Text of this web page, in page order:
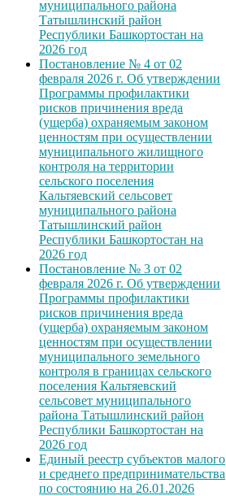
муниципального района
Татышлинский район
Республики Башкортостан на
2026 год
Постановление № 4 от 02
февраля 2026 г. Об утверждении
Программы профилактики
рисков причинения вреда
(ущерба) охраняемым законом
ценностям при осуществлении
муниципального жилищного
контроля на территории
сельского поселения
Кальтяевский сельсовет
муниципального района
Татышлинский район
Республики Башкортостан на
2026 год
Постановление № 3 от 02
февраля 2026 г. Об утверждении
Программы профилактики
рисков причинения вреда
(ущерба) охраняемым законом
ценностям при осуществлении
муниципального земельного
контроля в границах сельского
поселения Кальтяевский
сельсовет муниципального
района Татышлинский район
Республики Башкортостан на
2026 год
Единый реестр субъектов малого
и среднего предпринимательства
по состоянию на 26.01.2026